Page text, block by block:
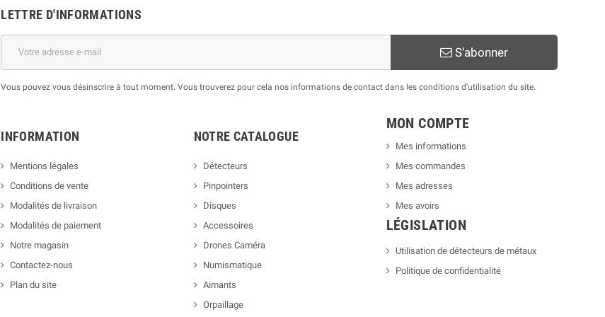
LETTRE D'INFORMATIONS
S’abonner
Vous pouvez vous désinscrire à tout moment. Vous trouverez pour cela nos informations de contact dans les conditions d'utilisation du site.
INFORMATION
Mentions légales
Conditions de vente
Modalités de livraison
Modalités de paiement
Notre magasin
Contactez-nous
Plan du site
NOTRE CATALOGUE
Détecteurs
Pinpointers
Disques
Accessoires
Drones Caméra
Numismatique
Aimants
Orpaillage
MON COMPTE
Mes informations
Mes commandes
Mes adresses
Mes avoirs
LÉGISLATION
Utilisation de détecteurs de métaux
Politique de confidentialité